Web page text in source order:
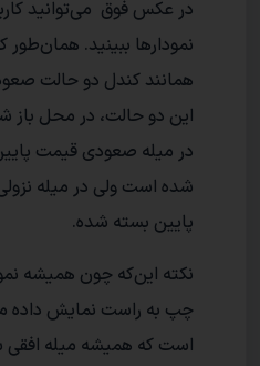
در عکس فوق می‌توانید
نمودارها ببینید.
همانند کندل دو حالت
این دو حالت، در محل
در میله صعودی قیمت
شده است ولی در میله
پایین بسته شده.
نکته این‌که چون همیشه
چپ به راست نمایش
است که همیشه میله